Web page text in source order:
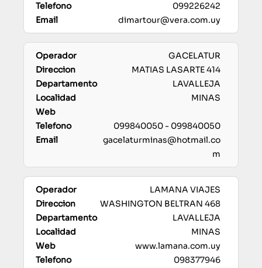
099226242
dimartour@vera.com.uy
GACELATUR
MATIAS LASARTE 414
LAVALLEJA
MINAS
099840050 - 099840050
gacelaturminas@hotmail.co
m
LAMANA VIAJES
WASHINGTON BELTRAN 468
LAVALLEJA
MINAS
www.lamana.com.uy
098377946